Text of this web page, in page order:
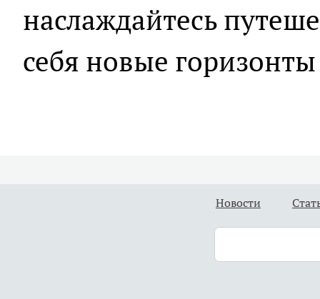
наслаждайтесь
себя новые
Новости